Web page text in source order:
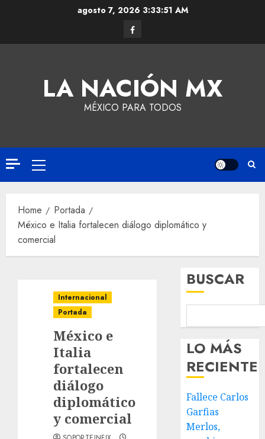
agosto 7, 2026 3:33:52 AM
LA NACIÓN MX
MÉXICO PARA TODOS
Home
Portada
México e Italia fortalecen diálogo diplomático y
comercial
Internacional
Portada
México e
Italia
fortalecen
diálogo
diplomático
y comercial
BUSCAR
LO MÁS
RECIENTE
Fallece Carlos
Garfias
Merlos,